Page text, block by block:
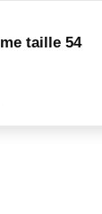
taille 54